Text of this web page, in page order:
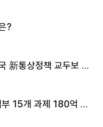
?
新통상정책 교두보 활
15개 과제 180억 지